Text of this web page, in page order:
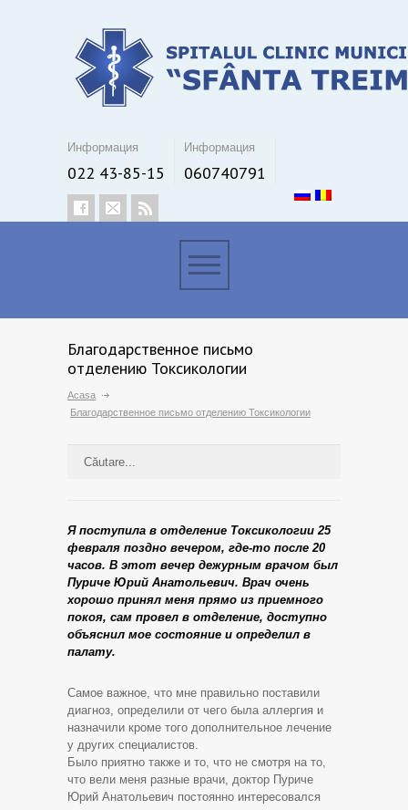
Информация
022 43-85-15
Информация
060740791
Благодарственное письмо
отделению Токсикологии
Acasa
Благодарственное письмо отделению Токсикологии
Я поступила в отделение Токсикологии 25
февраля поздно вечером, где-то после 20
часов. В этот вечер дежурным врачом был
Пуриче Юрий Анатольевич. Врач очень
хорошо принял меня прямо из приемного
покоя, сам провел в отделение, доступно
объяснил мое состояние и определил в
палату.
Самое важное, что мне правильно поставили
диагноз, определили от чего была аллергия и
назначили кроме того дополнительное лечение
у других специалистов.
Было приятно также и то, что не смотря на то,
что вели меня разные врачи, доктор Пуриче
Юрий Анатольевич постоянно интересовался